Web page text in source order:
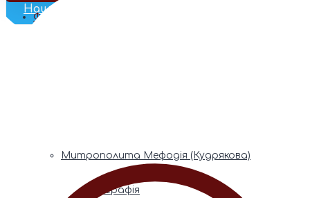
Наш Телеграм
Фонди пам’яті
Митрополита Мефодія (Кудрякова)
Біографія